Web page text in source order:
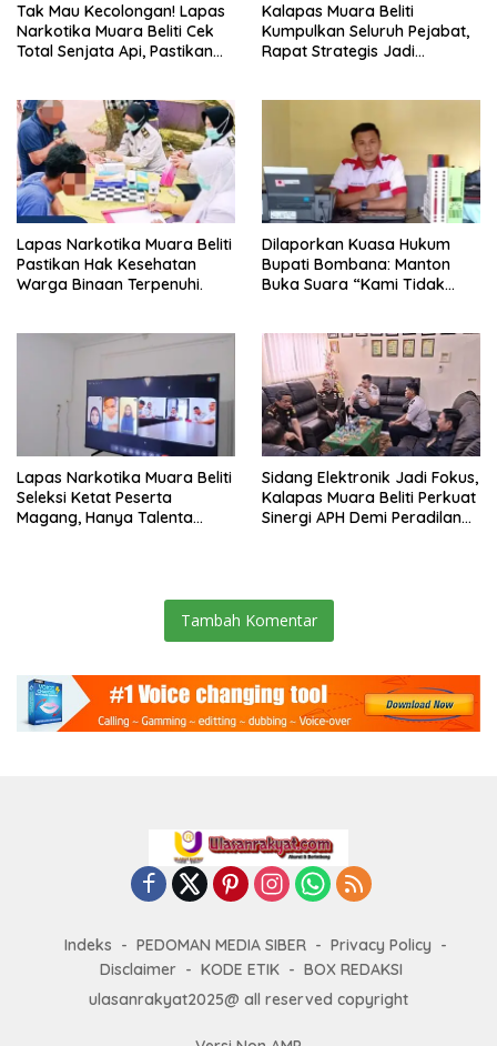
Tak Mau Kecolongan! Lapas
Narkotika Muara Beliti Cek
Total Senjata Api, Pastikan
Kalapas Muara Beliti
Kumpulkan Seluruh Pejabat,
Rapat Strategis Jadi
Lapas Narkotika Muara Beliti
Pastikan Hak Kesehatan
Warga Binaan Terpenuhi.
Dilaporkan Kuasa Hukum
Bupati Bombana: Manton
Buka Suara “Kami Tidak
Lapas Narkotika Muara Beliti
Seleksi Ketat Peserta
Magang, Hanya Talenta
Sidang Elektronik Jadi Fokus,
Kalapas Muara Beliti Perkuat
Sinergi APH Demi Peradilan
Tambah Komentar
Indeks PEDOMAN MEDIA SIBER
Privacy Policy
Disclaimer
KODE ETIK
BOX REDAKSI
ulasanrakyat2025@ all reserved copyright